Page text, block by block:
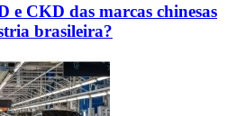
e CKD das marcas chinesas
brasileira?